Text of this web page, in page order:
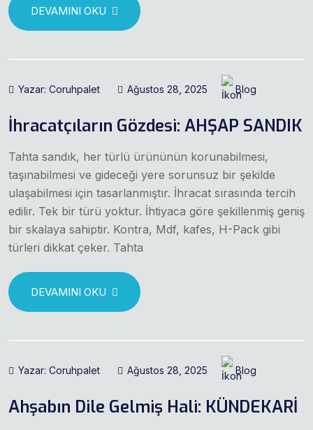
DEVAMINI OKU
Yazar: Coruhpalet Ağustos 28, 2025 Blog
İhracatçıların Gözdesi: AHŞAP SANDIK
Tahta sandık, her türlü ürününün korunabilmesi,
taşınabilmesi ve gideceği yere sorunsuz bir şekilde
ulaşabilmesi için tasarlanmıştır. İhracat sırasında tercih
edilir. Tek bir türü yoktur. İhtiyaca göre şekillenmiş geniş
bir skalaya sahiptir. Kontra, Mdf, kafes, H-Pack gibi
türleri dikkat çeker. Tahta
DEVAMINI OKU
Yazar: Coruhpalet Ağustos 28, 2025 Blog
Ahşabın Dile Gelmiş Hali: KÜNDEKARİ